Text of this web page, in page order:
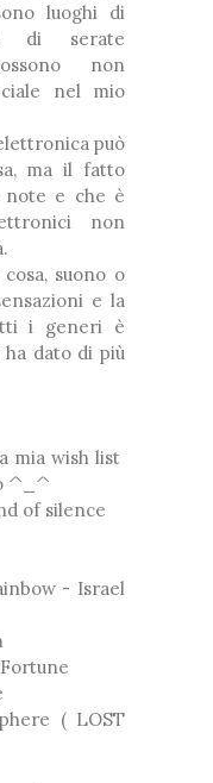
luoghi di
di serate
non
nel mio
può
ma il fatto
e che è
non
suono o
e la
i generi è
dato di più
mia wish list
^_^
of silence
- Israel
( LOST